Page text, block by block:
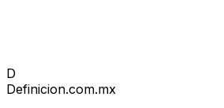
D
Definicion.com.mx